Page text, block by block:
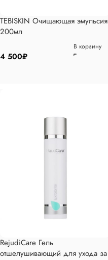
TEBISKIN Очищающая эмульсия
200мл
4 500₽
В корзину
RejudiCare Гель
отшелушивающий для ухода за